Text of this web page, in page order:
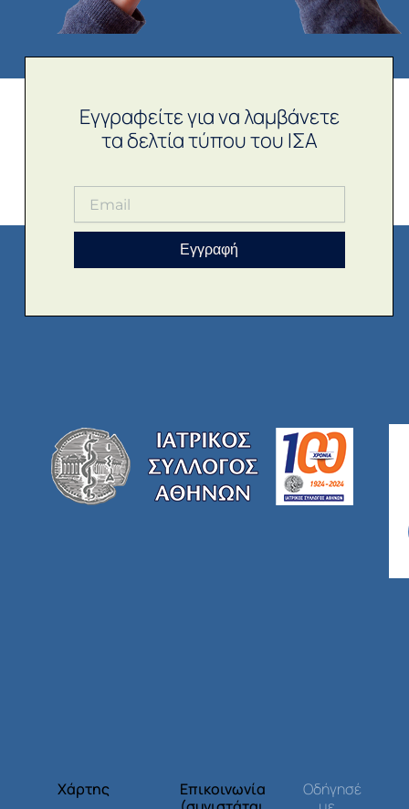
Εγγραφείτε για να λαμβάνετε
τα δελτία τύπου του ΙΣΑ
Εγγραφή
Χάρτης
Επικοινωνία
Οδήγησέ